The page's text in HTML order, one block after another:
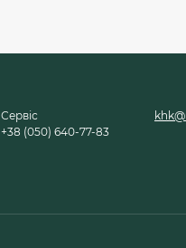
Сервіс
+38 (050) 640-77-83